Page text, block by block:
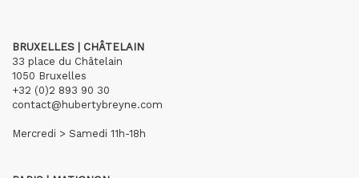
BRUXELLES | CHÂTELAIN
33 place du Châtelain
1050 Bruxelles
+32 (0)2 893 90 30
contact@hubertybreyne.com
Mercredi > Samedi 11h-18h